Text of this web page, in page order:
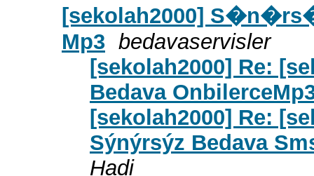
[sekolah2000]
Mp3 bedavaservisler
[sekolah2000] Re:
Bedava
[sekolah2000] Re:
Sýnýrsýz Bedava
Hadi